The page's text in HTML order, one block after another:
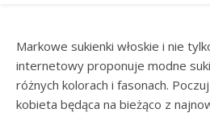
Markowe sukienki włoskie i nie
internetowy proponuje modne
różnych kolorach i fasonach.
kobieta będąca na bieżąco z